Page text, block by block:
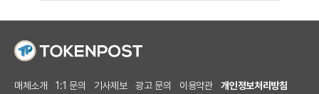
매체소개 1:1 문의 기사제보 광고 문의 이용약관
개인정보처리방침